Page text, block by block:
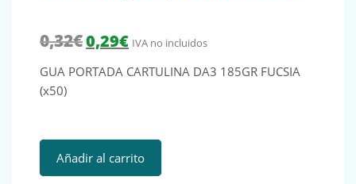
0,32€ El precio original era: 0,32€.
0,29€El precio actual es: 0,29€.
IVA no incluidos
GUA PORTADA CARTULINA DA3 185GR FUCSIA
(x50)
GUA PORTADA CARTULINA DA3 185GR FUCSIA (x50)
Añadir al carrito